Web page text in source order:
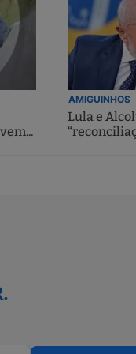
AMIGUINHOS
Lula e